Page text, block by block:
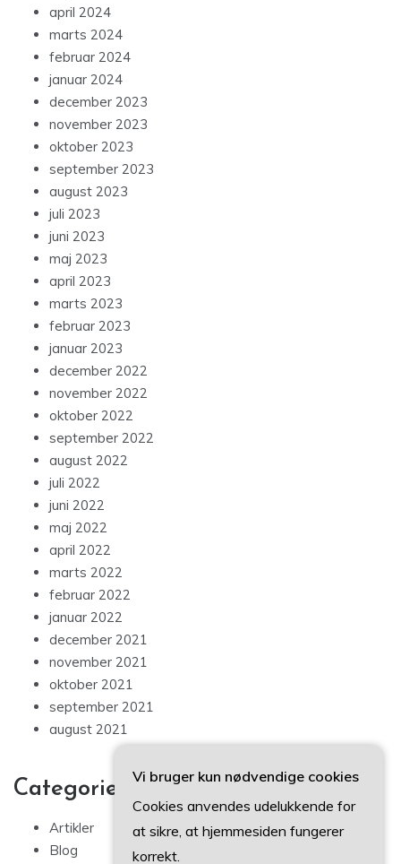
april 2024
marts 2024
februar 2024
januar 2024
december 2023
november 2023
oktober 2023
september 2023
august 2023
juli 2023
juni 2023
maj 2023
april 2023
marts 2023
februar 2023
januar 2023
december 2022
november 2022
oktober 2022
september 2022
august 2022
juli 2022
juni 2022
maj 2022
april 2022
marts 2022
februar 2022
januar 2022
december 2021
november 2021
oktober 2021
september 2021
august 2021
Categories
Artikler
Blog
Vi bruger kun nødvendige cookies
Cookies anvendes udelukkende for
at sikre, at hjemmesiden fungerer
korrekt.